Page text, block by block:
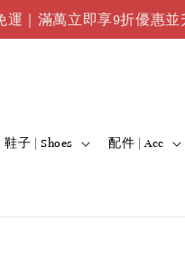
立即享9折優惠並升級
鞋子 | Shoes 配件 | Acc